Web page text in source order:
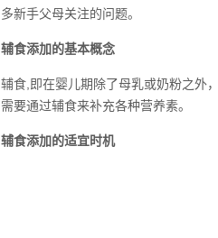
多新手父母关注的问题。
辅食添加的基本概念
辅食,即在婴儿期除了母乳或奶粉之外
需要通过辅食来补充各种营养素。
辅食添加的适宜时机